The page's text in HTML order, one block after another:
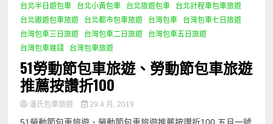
台北半日遊包車
台北小黃包車 台北旅遊包車
台北計程車包車旅遊
台北遨遊包車旅遊
台北都市包車旅遊 台灣包車
台灣包車七日旅遊
台灣包車三日旅遊
台灣包車二日旅遊
台灣包車五日旅遊
台灣包車幾錢
台灣包車旅遊
51勞動節包車旅遊、勞動節包車旅遊
推薦按讚折100
潘氏包車旅遊 29 4 月, 2019
51勞動節包車旅遊、勞動節包車旅遊推薦按讚折100 五月一號